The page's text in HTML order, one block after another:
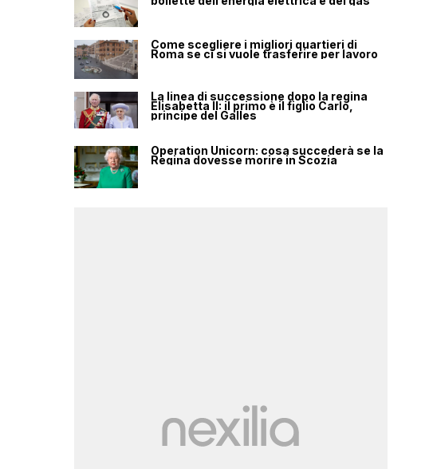
Come scegliere i migliori quartieri di
Roma se ci si vuole trasferire per lavoro
La linea di successione dopo la regina
Elisabetta II: il primo è il figlio Carlo,
principe del Galles
Operation Unicorn: cosa succederà se la
Regina dovesse morire in Scozia